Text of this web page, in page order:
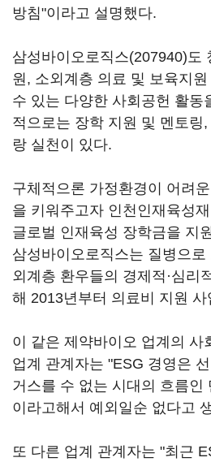
방침"이라고 설명했다.
삼성바이오로직스(207940)도
원, 소외계층 의료 및 보육지
수 있는 다양한 사회공헌 활동
적으로는 장학 지원 및 멘토링
랑 실천이 있다.
구체적으론 가정환경이 어려
을 키워주고자 인천인재육성
글로벌 인재육성 장학금을 지
삼성바이오로직스는 질병으
외계층 환우들의 경제적·심리
해 2013년부터 의료비 지원
이 같은 제약바이오 업계의 사
업계 관계자는 "ESG 경영은
거스를 수 없는 시대의 흐름인
이라고해서 예외일순 없다고
또 다른 업계 관계자는 "최근